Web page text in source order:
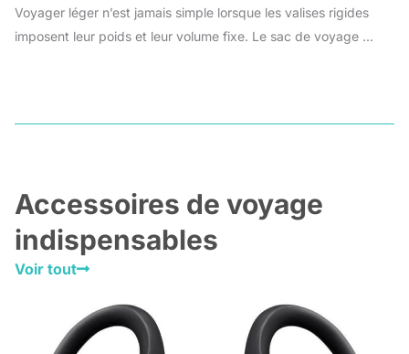
Voyager léger n’est jamais simple lorsque les valises rigides
imposent leur poids et leur volume fixe. Le sac de voyage ...
Accessoires de voyage
indispensables
Voir tout